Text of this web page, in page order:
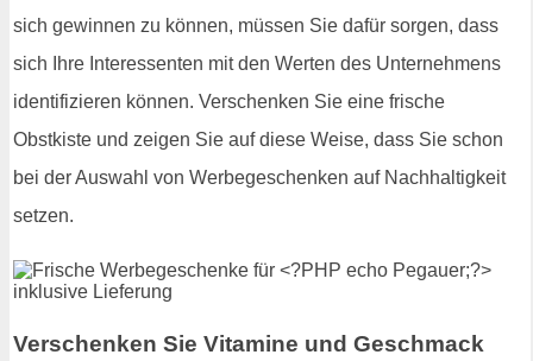
sich gewinnen zu können, müssen Sie dafür sorgen, dass
sich Ihre Interessenten mit den Werten des Unternehmens
identifizieren können. Verschenken Sie eine frische
Obstkiste und zeigen Sie auf diese Weise, dass Sie schon
bei der Auswahl von Werbegeschenken auf Nachhaltigkeit
setzen.
Verschenken Sie Vitamine und Geschmack